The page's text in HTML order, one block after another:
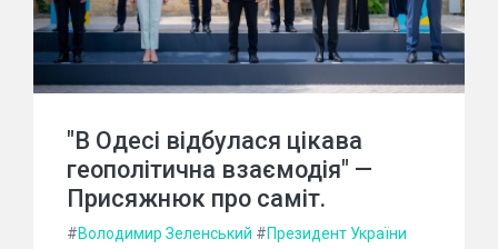
"В Одесі відбулася цікава
геополітична взаємодія" —
Присяжнюк про саміт.
#Володимир Зеленський #Президент України